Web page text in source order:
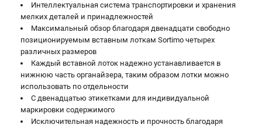
АККУМУЛЯТОРНЫЙ ИНСТРУМЕНТ
Аккумуляторные шуруповерты
Аккумуляторные перфораторы
Аккумуляторные УШМ
Наборы инструмента
Аккумуляторные лобзики
РАСХОДНЫЕ МАТЕРИАЛЫ И АКСЕССУАРЫ
Интеллектуальная система транспортировки и хранения
мелких деталей и принадлежностей
Максимальный обзор благодаря двенадцати свободно
позиционируемым вставным лоткам Sortimo четырех
различных размеров
Каждый вставной лоток надежно устанавливается в
нижнюю часть органайзера, таким образом лотки можно
использовать по отдельности
С двенадцатью этикетками для индивидуальной
маркировки содержимого
Исключительная надежность и прочность благодаря